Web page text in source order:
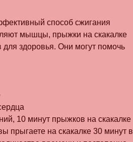
способ сжигания
мышцы, прыжки на скакалке
здоровья. Они могут помочь
10 минут прыжков на скакалке
прыгаете на скакалке 30 минут в